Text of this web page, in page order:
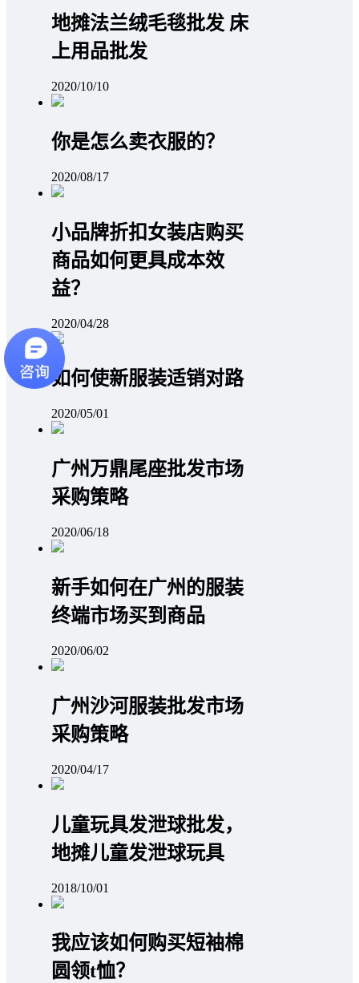
地摊法兰绒毛毯批发 床
上用品批发
2020/10/10
你是怎么卖衣服的？
2020/08/17
小品牌折扣女装店购买
商品如何更具成本效
益？
2020/04/28
如何使新服装适销对路
2020/05/01
广州万鼎尾座批发市场
采购策略
2020/06/18
新手如何在广州的服装
终端市场买到商品
2020/06/02
广州沙河服装批发市场
采购策略
2020/04/17
儿童玩具发泄球批发，
地摊儿童发泄球玩具
2018/10/01
我应该如何购买短袖棉
圆领t恤？